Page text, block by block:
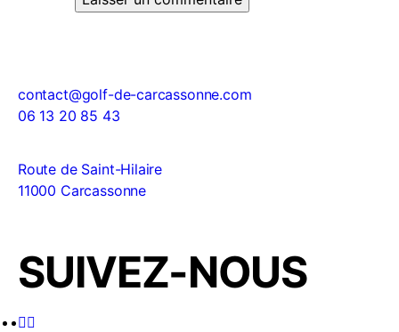
contact@golf-de-carcassonne.com
06 13 20 85 43
Route de Saint-Hilaire
11000 Carcassonne
SUIVEZ-NOUS